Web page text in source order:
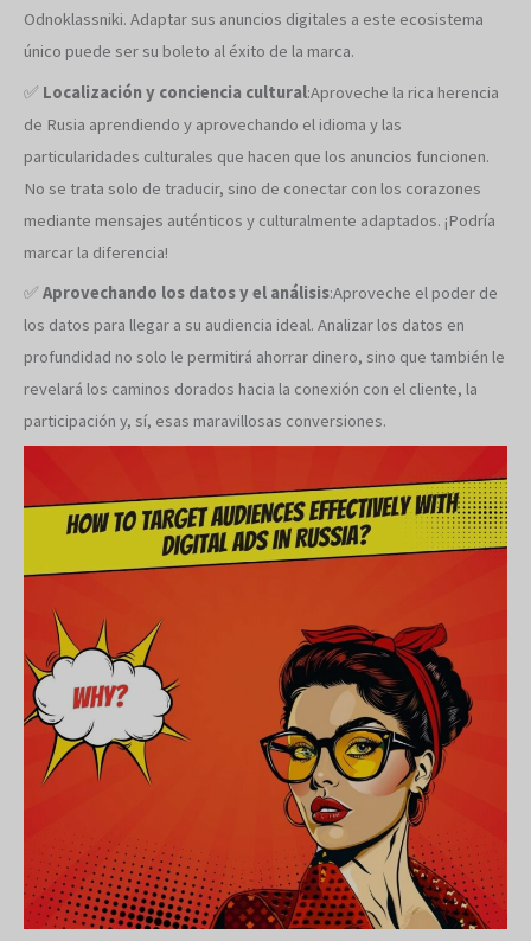
Odnoklassniki. Adaptar sus anuncios digitales a este ecosistema
único puede ser su boleto al éxito de la marca.
✅ Localización y conciencia cultural:Aproveche la rica herencia
de Rusia aprendiendo y aprovechando el idioma y las
particularidades culturales que hacen que los anuncios funcionen.
No se trata solo de traducir, sino de conectar con los corazones
mediante mensajes auténticos y culturalmente adaptados. ¡Podría
marcar la diferencia!
✅ Aprovechando los datos y el análisis:Aproveche el poder de
los datos para llegar a su audiencia ideal. Analizar los datos en
profundidad no solo le permitirá ahorrar dinero, sino que también le
revelará los caminos dorados hacia la conexión con el cliente, la
participación y, sí, esas maravillosas conversiones.